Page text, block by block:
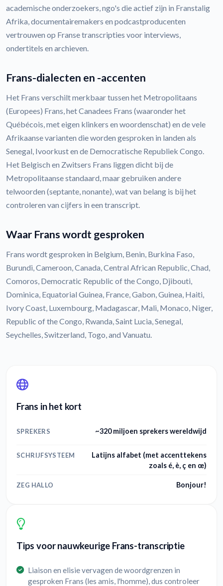
academische onderzoekers, ngo's die actief zijn in Franstalig
Afrika, documentairemakers en podcastproducenten
vertrouwen op Franse transcripties voor interviews,
ondertitels en archieven.
Frans-dialecten en -accenten
Het Frans verschilt merkbaar tussen het Metropolitaans
(Europees) Frans, het Canadees Frans (waaronder het
Québécois, met eigen klinkers en woordenschat) en de vele
Afrikaanse varianten die worden gesproken in landen als
Senegal, Ivoorkust en de Democratische Republiek Congo.
Het Belgisch en Zwitsers Frans liggen dicht bij de
Metropolitaanse standaard, maar gebruiken andere
telwoorden (septante, nonante), wat van belang is bij het
controleren van cijfers in een transcript.
Waar Frans wordt gesproken
Frans wordt gesproken in Belgium, Benin, Burkina Faso,
Burundi, Cameroon, Canada, Central African Republic, Chad,
Comoros, Democratic Republic of the Congo, Djibouti,
Dominica, Equatorial Guinea, France, Gabon, Guinea, Haiti,
Ivory Coast, Luxembourg, Madagascar, Mali, Monaco, Niger,
Republic of the Congo, Rwanda, Saint Lucia, Senegal,
Seychelles, Switzerland, Togo, and Vanuatu.
Frans in het kort
SPREKERS ~320 miljoen sprekers wereldwijd
SCHRIJFSYSTEEM
Latijns alfabet (met accenttekens
zoals é, è, ç en œ)
ZEG HALLO Bonjour!
Tips voor nauwkeurige Frans-transcriptie
Liaison en elisie vervagen de woordgrenzen in
gesproken Frans (les amis, l'homme), dus controleer